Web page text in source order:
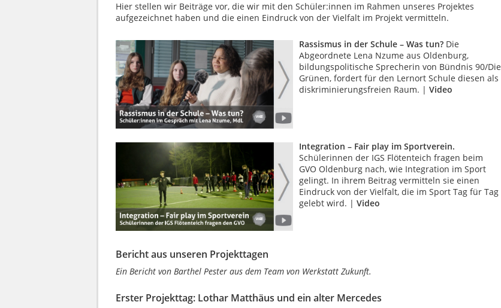
Hier stellen wir Beiträge vor, die wir mit den Schüler:innen im Rahmen unseres Projektes
aufgezeichnet haben und die einen Eindruck von der Vielfalt im Projekt vermitteln.
Rassismus in der Schule – Was tun?Die
Abgeordnete Lena Nzume aus Oldenburg,
bildungspolitische Sprecherin von Bündnis 90/Die
Grünen, fordert für den Lernort Schule diesen als
diskriminierungsfreien Raum. | Video
Integration – Fair play im Sportverein.
Schülerinnen der IGS Flötenteich fragen beim
GVO Oldenburg nach, wie Integration im Sport
gelingt. In ihrem Beitrag vermitteln sie einen
Eindruck von der Vielfalt, die im Sport Tag für Tag
gelebt wird. | Video
Bericht aus unseren Projekttagen
Ein Bericht von Barthel Pester aus dem Team von Werkstatt Zukunft.
Erster Projekttag: Lothar Matthäus und ein alter Mercedes